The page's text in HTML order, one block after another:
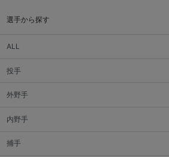
選手から探す
ALL
投手
外野手
内野手
捕手